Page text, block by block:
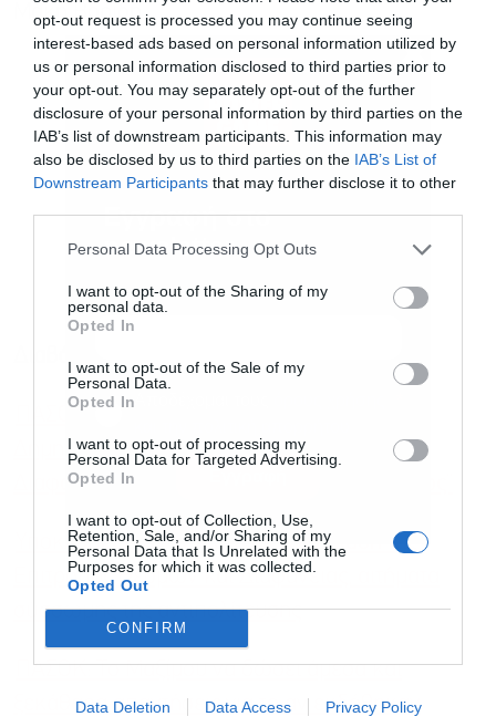
opt-out request is processed you may continue seeing
interest-based ads based on personal information utilized by
us or personal information disclosed to third parties prior to
your opt-out. You may separately opt-out of the further
disclosure of your personal information by third parties on the
IAB’s list of downstream participants. This information may
also be disclosed by us to third parties on the IAB’s List of
Downstream Participants that may further disclose it to other
Personal Data Processing Opt Outs
I want to opt-out of the Sharing of my
personal data.
Opted In
I want to opt-out of the Sale of my
Personal Data.
Opted In
I want to opt-out of processing my
Personal Data for Targeted Advertising.
Opted In
I want to opt-out of Collection, Use,
Retention, Sale, and/or Sharing of my
Personal Data that Is Unrelated with the
Purposes for which it was collected.
Opted Out
CONFIRM
Data Deletion Data Access Privacy Policy
Μάκη Βορίδη.
ΠΑΣΟΚ: Ανάγκη να κληθούν οι Ντίλιαν και
Δημητριάδης στην Επιτροπή Θεσμών και
Διαφάνειας μετά το δημοσίευμα του “Βήματος”
Υποκλοπές: Την Τετάρτη η συνεδρίαση της
Επιτροπής Θεσμών και Διαφάνειας, αιτήματα
σύσσωμης της αντιπολίτευσης
ΠΑΣΟΚ: Το Μαξίμου να δώσει άμεσα και
ξεκάθαρα απαντήσεις για το αν εκδόθηκαν
Εγγραφή στο
newsletter
Αποδέχομαι τους